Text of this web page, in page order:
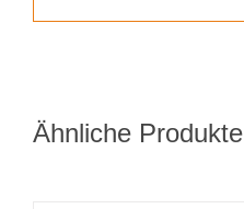
Ähnliche Produkte